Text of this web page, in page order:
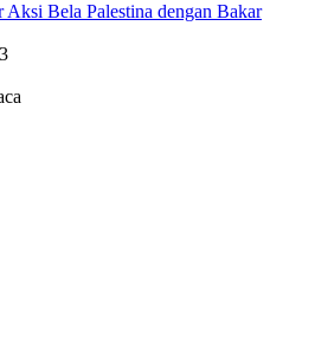
Bela Palestina dengan Bakar